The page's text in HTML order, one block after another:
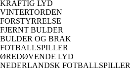
KRAFTIG LYD
VINTERTORDEN
FORSTYRRELSE
FJERNT BULDER
BULDER OG BRAK
FOTBALLSPILLER
ØREDØVENDE LYD
NEDERLANDSK FOTBALLSPILLER